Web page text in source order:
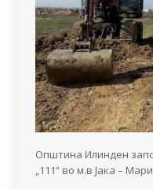
Општина Илинден
„111“ во м.в Јака –